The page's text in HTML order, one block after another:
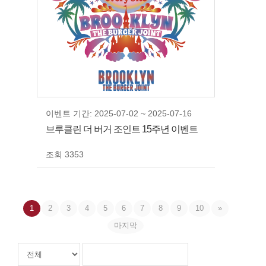
이벤트 기간: 2025-07-02 ~ 2025-07-16
브루클린 더 버거 조인트 15주년 이벤트
조회 3353
1 2 3 4 5 6 7 8 9 10
»
마지막